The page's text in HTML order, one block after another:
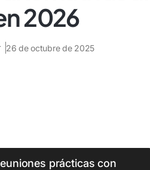
2026
26 de octubre de 2025
prácticas con